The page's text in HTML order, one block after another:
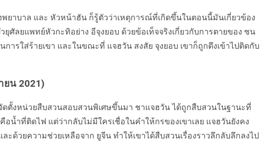
ยาบาล และ หัวหน้าฮัน ก็รู้ตัวว่าเหตุการณ์ที่เกิดขึ้นในตอนนี้มันเกี่ยวข้อง
ศัลยแพทย์หัวกะทิอย่าง อีจุงยอบ ด้วยข้อเท็จจริงเกี่ยวกับการตายของ ซน
ารใส่ร้ายเขา และในขณะที่ แจฮวัน สงสัย จุงยอบ เขาก็ถูกดึงเข้าไปติดกับ
ยน 2021)
ดตั้งหน่วยสืบสวนสอบสวนพิเศษขึ้นมา ชาแจฮวัน ได้ถูกสืบสวนในฐานะที่
อน้ำที่ติดไฟ แต่ว่ากลับไม่มีใครเชื่อในคำให้กรของเขาเลย แจฮวันยังคง
ะด้วยความช่วยเหลือจาก ยูจีน ทำให้เขาได้สืบสวนเรื่องราวลึกลับลึกลงไป